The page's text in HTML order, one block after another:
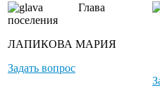
Глава
поселения
ЛАПИКОВА МАРИЯ
Задать вопрос